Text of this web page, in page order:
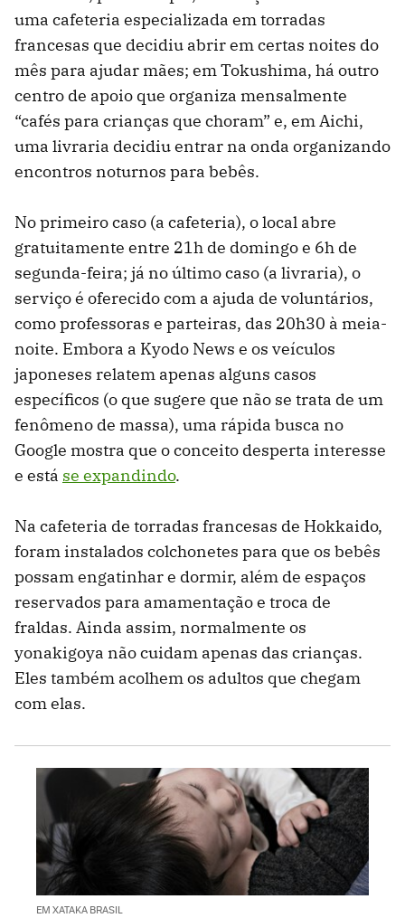
uma cafeteria especializada em torradas
francesas que decidiu abrir em certas noites do
mês para ajudar mães; em Tokushima, há outro
centro de apoio que organiza mensalmente
“cafés para crianças que choram” e, em Aichi,
uma livraria decidiu entrar na onda organizando
encontros noturnos para bebês.
No primeiro caso (a cafeteria), o local abre
gratuitamente entre 21h de domingo e 6h de
segunda-feira; já no último caso (a livraria), o
serviço é oferecido com a ajuda de voluntários,
como professoras e parteiras, das 20h30 à meia-
noite. Embora a Kyodo News e os veículos
japoneses relatem apenas alguns casos
específicos (o que sugere que não se trata de um
fenômeno de massa), uma rápida busca no
Google mostra que o conceito desperta interesse
e está se expandindo.
Na cafeteria de torradas francesas de Hokkaido,
foram instalados colchonetes para que os bebês
possam engatinhar e dormir, além de espaços
reservados para amamentação e troca de
fraldas. Ainda assim, normalmente os
yonakigoya não cuidam apenas das crianças.
Eles também acolhem os adultos que chegam
com elas.
EM XATAKA BRASIL